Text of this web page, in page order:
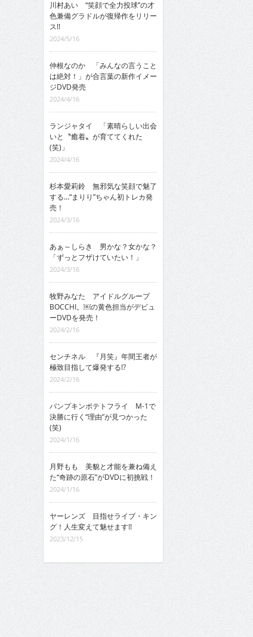
川村あい “笑顔で全力投球”の才
色兼備グラドルが復帰作をリリー
ス!!
2024/5/16
仲根なのか 「みんなの言うこと
は絶対！」が合言葉の新作イメー
ジDVD発売
2024/4/16
ランジャタイ 「素晴らしい出会
いと〝癒着〟が育ててくれた
(笑)」
2024/4/16
杉本愛莉鈴 無邪気な笑顔で魅了
する…“まりり”ちゃん初トレカ発
売！
2024/3/16
あぁ～しらき 男かな？女かな？
「ずっとフザけていたい！」
2024/3/16
牧野みなた アイドルグループ
BOCCHI。￼の黄色担当がデビュ
ーDVDを発売！
2024/2/16
センチネル 『月笑』年間王者が
極致目指して爆発する!?
2024/2/16
パンプキンポテトフライ M-1で
決勝に行く“理由”が見つかった
(笑)
2024/1/16
月野もも 美貌と才能を兼ね備え
た“奇跡の原石”がDVDに初挑戦！
2024/1/16
ヤーレンズ 目指せライブ・キン
グ！人生変えて魅せます!!
2023/12/15